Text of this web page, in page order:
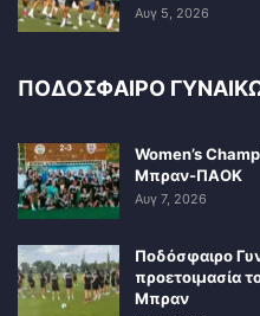
Αυγ 5, 2026
ΠΟΔΟΣΦΑΙΡΟ
Women’s
Μπραν-ΠΑΟΚ
Αυγ 7, 2026
Ποδόσφαιρο
προετοιμασία
Μπραν